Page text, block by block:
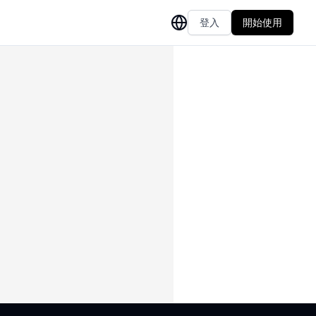
登入 開始使用